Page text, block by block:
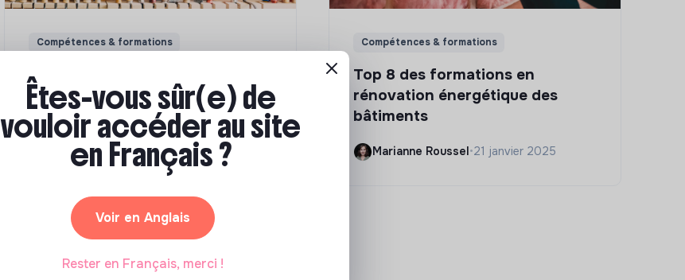
Compétences & formations
Comment se former à la
transition écologique ?
Marianne Roussel•09 janvier 2024
Compétences & formations
Top 8 des formations en
rénovation énergétique des
bâtiments
Marianne Roussel•21 janvier 2025
Êtes-vous sûr(e) de
vouloir accéder au site
en Français ?
Voir en Anglais
Rester en Français, merci !